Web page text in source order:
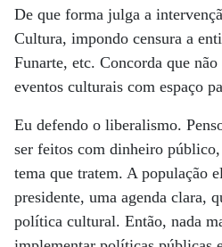
De que forma julga a
Cultura, impondo censura a
Funarte, etc. Concorda que
eventos culturais com espaço
Eu defendo o liberalismo.
ser feitos com dinheiro
tema que tratem. A população
presidente, uma agenda clara,
política cultural. Então, nada